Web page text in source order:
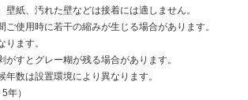
壁紙、汚れた壁などは接着には適しません。
使用時に若干の縮みが生じる場合があります。
ます。
がすとグレー糊が残る場合があります。
数は設置環境により異なります。
年）